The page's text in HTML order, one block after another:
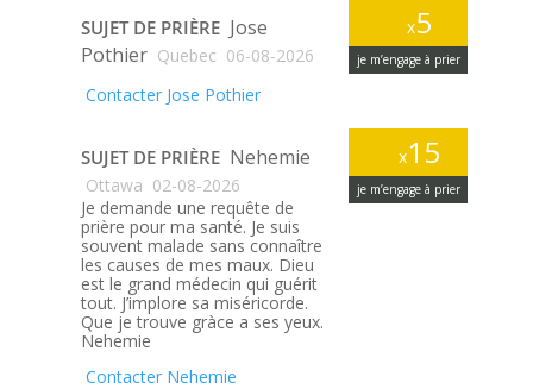
x5
je m’engage à prier
SUJET DE PRIÈRE Jose
Pothier Quebec 06-08-2026
Contacter Jose Pothier
x15
je m’engage à prier
SUJET DE PRIÈRE Nehemie
Ottawa 02-08-2026
Je demande une requête de
prière pour ma santé. Je suis
souvent malade sans connaître
les causes de mes maux. Dieu
est le grand médecin qui guérit
tout. J’implore sa miséricorde.
Que je trouve gràce a ses yeux.
Nehemie
Contacter Nehemie